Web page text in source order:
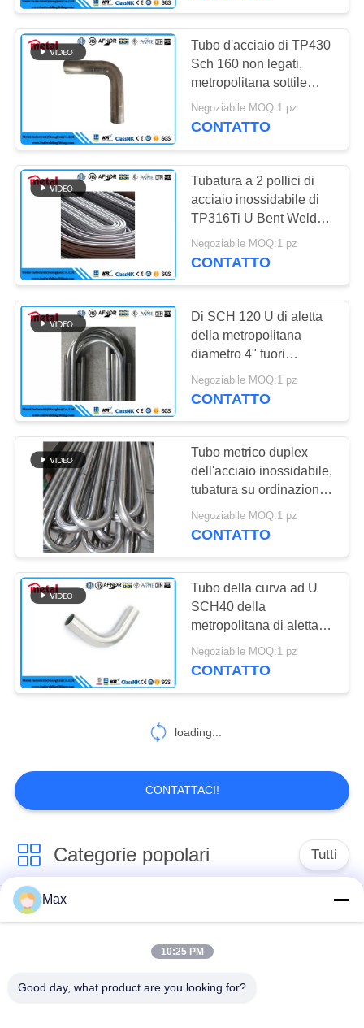
Tubo d'acciaio di TP430
Sch 160 non legati,
metropolitana sottile
laminata a caldo
dell'acciaio inossidabile
Negoziabile MOQ:1 pz
CONTATTO
Tubatura a 2 pollici di
acciaio inossidabile di
TP316Ti U Bent Welded
Steel Pipe Small ss
Negoziabile MOQ:1 pz
CONTATTO
Di SCH 120 U di aletta
della metropolitana
diametro 4" fuori
tondo/quadro/forma
rettangolare della
Negoziabile MOQ:1 pz
CONTATTO
Tubo metrico duplex
dell'acciaio inossidabile,
tubatura su ordinazione
UNS 8810 dello scarico
di Monel 400
Negoziabile MOQ:1 pz
CONTATTO
Tubo della curva ad U
SCH40 della
metropolitana di aletta
dell'acciaio senza
cuciture U della lega di
Negoziabile MOQ:1 pz
CONTATTO
loading...
CONTATTACI!
Categorie popolari Tutti
Tubo della lega di
eccellente dell'acciaio
inossidabile
tubo austenitico
Max
10:25 PM
Good day, what product are you looking for?